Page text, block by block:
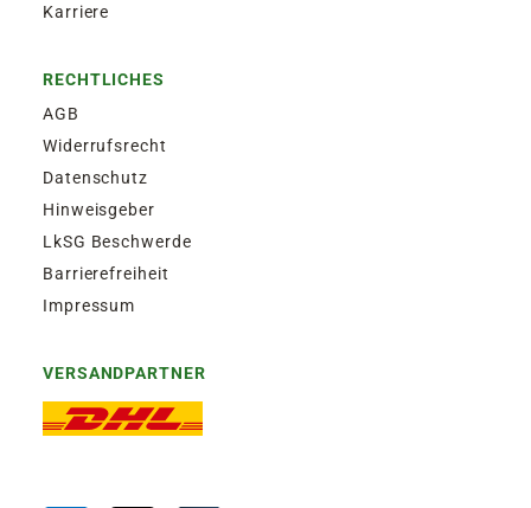
Karriere
RECHTLICHES
AGB
Widerrufsrecht
Datenschutz
Hinweisgeber
LkSG Beschwerde
Barrierefreiheit
Impressum
VERSANDPARTNER